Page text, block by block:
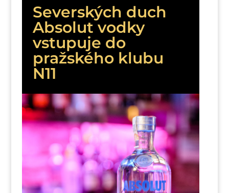
Severských duch
Absolut vodky
vstupuje do
pražského klubu
N11